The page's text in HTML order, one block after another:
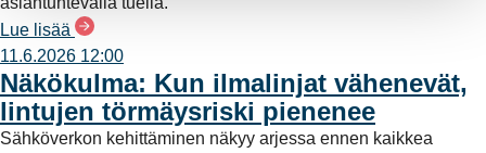
Lue lisää
11.6.2026 12:00
Näkökulma: Kun ilmalinjat vähenevät,
lintujen törmäysriski pienenee
Sähköverkon kehittäminen näkyy arjessa ennen kaikkea